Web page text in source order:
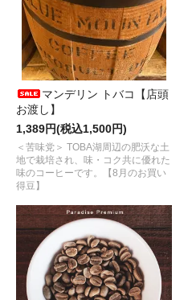
マンデリン トバコ【店頭
お渡し】
1,389円(税込1,500円)
＜苦味党＞ TOBA湖周辺の肥沃な土
地で栽培され、味・コク共に優れた
味のコーヒーです。【8月のお買い
得豆】